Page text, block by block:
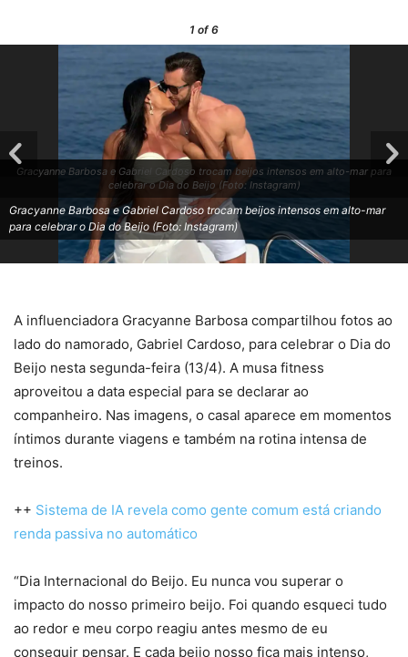
1 of 6
Gracyanne Barbosa e Gabriel Cardoso trocam beijos intensos em alto-mar para
celebrar o Dia do Beijo (Foto: Instagram)
Gracyanne Barbosa e Gabriel Cardoso trocam beijos intensos em alto-mar
para celebrar o Dia do Beijo (Foto: Instagram)
A influenciadora Gracyanne Barbosa compartilhou fotos ao
lado do namorado, Gabriel Cardoso, para celebrar o Dia do
Beijo nesta segunda-feira (13/4). A musa fitness
aproveitou a data especial para se declarar ao
companheiro. Nas imagens, o casal aparece em momentos
íntimos durante viagens e também na rotina intensa de
treinos.
++ Sistema de IA revela como gente comum está criando
renda passiva no automático
“Dia Internacional do Beijo. Eu nunca vou superar o
impacto do nosso primeiro beijo. Foi quando esqueci tudo
ao redor e meu corpo reagiu antes mesmo de eu
conseguir pensar. E cada beijo nosso fica mais intenso,